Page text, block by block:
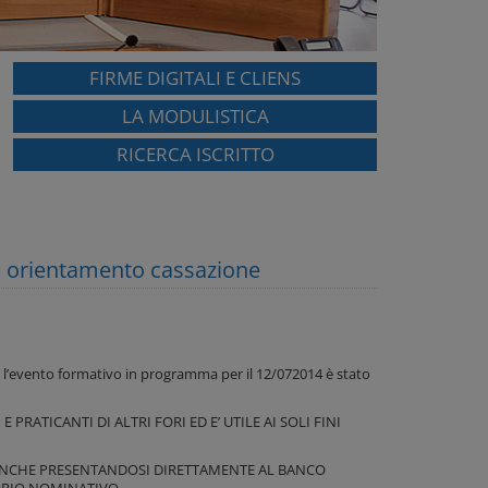
FIRME DIGITALI E CLIENS
LA MODULISTICA
RICERCA ISCRITTO
cassazione
formativo in programma per il 12/072014 è stato
PRATICANTI DI ALTRI FORI ED E’ UTILE AI SOLI FINI
PRESENTANDOSI DIRETTAMENTE AL BANCO